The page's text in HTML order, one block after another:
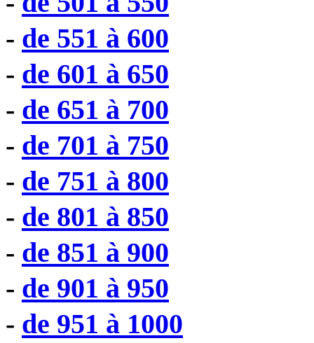
- de 551 à 600
- de 601 à 650
- de 651 à 700
- de 701 à 750
- de 751 à 800
- de 801 à 850
- de 851 à 900
- de 901 à 950
- de 951 à 1000